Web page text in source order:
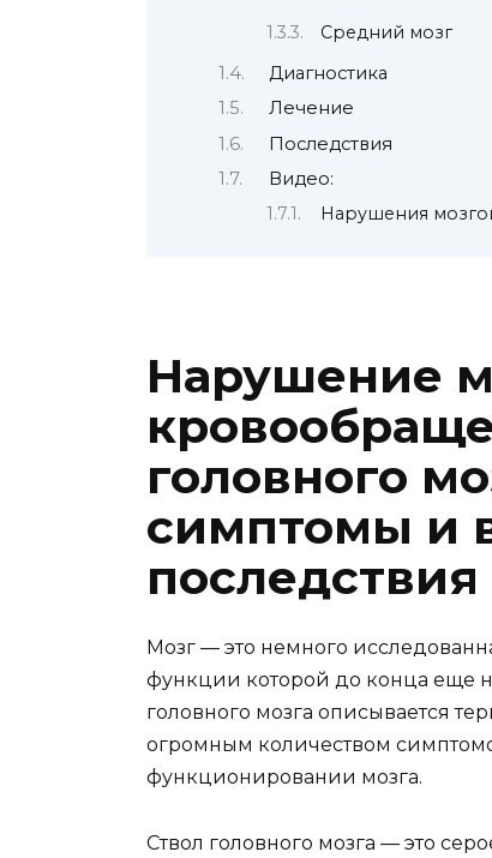
Средний мозг
Диагностика
Лечение
Последствия
Видео:
Нарушения
Нарушение
головного
симптомы и
последствия
Мозг — это немного
функции которой до конца еще
головного мозга описывается
огромным количеством
функционировании мозга.
Ствол головного мозга — это